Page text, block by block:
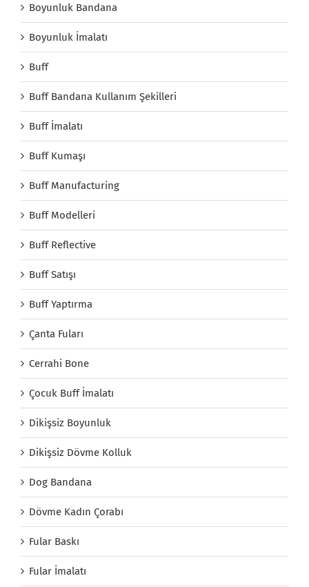
Boyunluk Bandana
Boyunluk İmalatı
Buff
Buff Bandana Kullanım Şekilleri
Buff İmalatı
Buff Kumaşı
Buff Manufacturing
Buff Modelleri
Buff Reflective
Buff Satışı
Buff Yaptırma
Çanta Fuları
Cerrahi Bone
Çocuk Buff İmalatı
Dikişsiz Boyunluk
Dikişsiz Dövme Kolluk
Dog Bandana
Dövme Kadın Çorabı
Fular Baskı
Fular İmalatı